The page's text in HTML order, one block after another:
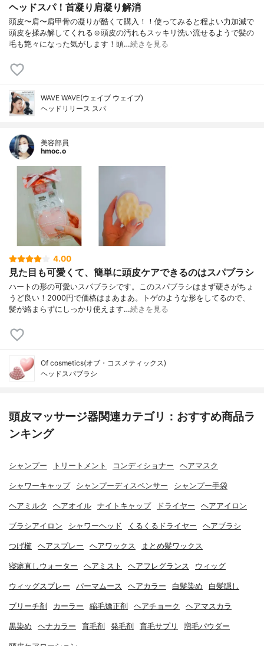
ヘッドスパ！首凝り肩凝り解消
頭皮〜肩〜肩甲骨の凝りが酷くて購入！！使ってみると程よい力加減で
頭皮を揉み解してくれる☺️頭皮の汚れもスッキリ洗い流せるようで髪の
毛も艶々になった気がします！頭…続きを見る
WAVE WAVE(ウェイブ ウェイブ)
ヘッドリリース スパ
美容部員
hmoc.o
4.00
見た目も可愛くて、簡単に頭皮ケアできるのはスパブラシ
ハートの形の可愛いスパブラシです。このスパブラシはまず硬さがちょ
うど良い！2000円で価格はまあまあ。トゲのような形をしてるので、
髪が絡まらずにしっかり使えます…続きを見る
Of cosmetics(オブ・コスメティックス)
ヘッドスパブラシ
頭皮マッサージ器関連カテゴリ：おすすめ商品ラ
ンキング
シャンプー トリートメント コンディショナー ヘアマスク
シャワーキャップ シャンプーディスペンサー シャンプー手袋
ヘアミルク ヘアオイル ナイトキャップ ドライヤー ヘアアイロン
ブラシアイロン シャワーヘッド くるくるドライヤー ヘアブラシ
つげ櫛 ヘアスプレー ヘアワックス まとめ髪ワックス
寝癖直しウォーター ヘアミスト ヘアフレグランス ウィッグ
ウィッグスプレー パーマムース ヘアカラー 白髪染め 白髪隠し
ブリーチ剤 カーラー 縮毛矯正剤 ヘアチョーク ヘアマスカラ
黒染め ヘナカラー 育毛剤 発毛剤 育毛サプリ 増毛パウダー